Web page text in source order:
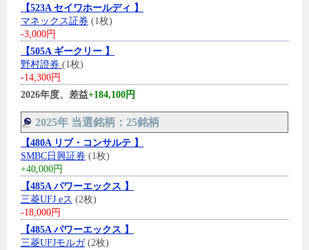
【523A セイワホールディ 】
マネックス証券 (1枚)
-3,000円
【505A ギークリー 】
野村證券 (1枚)
-14,300円
2026年度、差益+184,100円
2025年 当選銘柄：25銘柄
【480A リブ・コンサルテ 】
SMBC日興証券 (1枚)
+40,000円
【485A パワーエックス 】
三菱UFJ eス (2枚)
-18,000円
【485A パワーエックス 】
三菱UFJモルガ(2枚)